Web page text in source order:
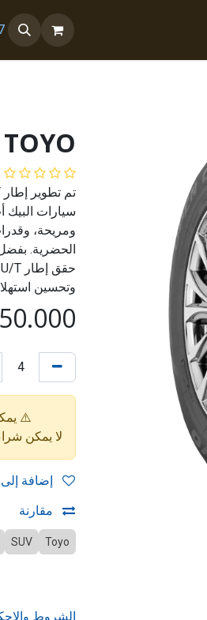
93-4532967 (218+)
سيارات البيك
ومريحة،
الحضرية.
وتحسين
⚠️ يمكنك
لا يمكن
مقارنة
Toyo
SUV
الشروط